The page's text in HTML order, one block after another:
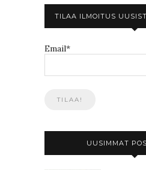
TILAA ILMOITUS
Email*
UUSIMMAT